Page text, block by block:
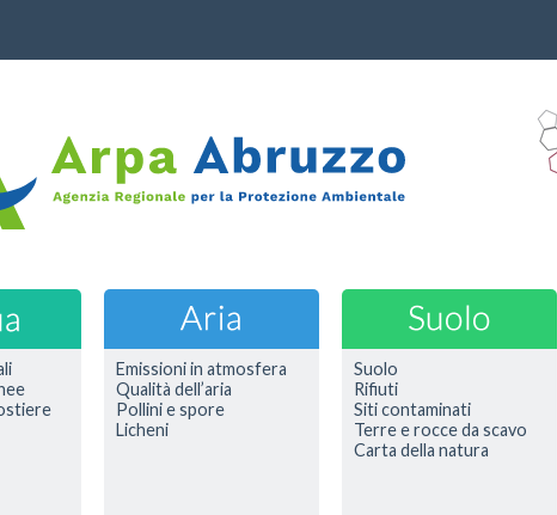
Emissioni in atmosfera
Qualità dell’aria
Pollini e spore
Licheni
Suolo
Rifiuti
Siti contaminati
Terre e rocce da scavo
Carta della natura